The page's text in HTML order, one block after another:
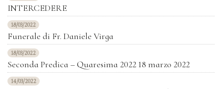
INTERCEDERE
18/03/2022
Funerale di Fr. Daniele Virga
18/03/2022
Seconda Predica – Quaresima 2022 18 marzo 2022
14/03/2022